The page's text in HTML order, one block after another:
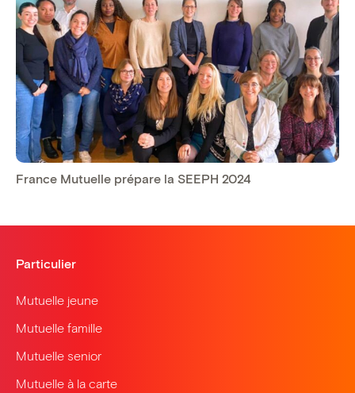
France Mutuelle prépare la SEEPH 2024
Particulier
Mutuelle jeune
Mutuelle famille
Mutuelle senior
Mutuelle à la carte